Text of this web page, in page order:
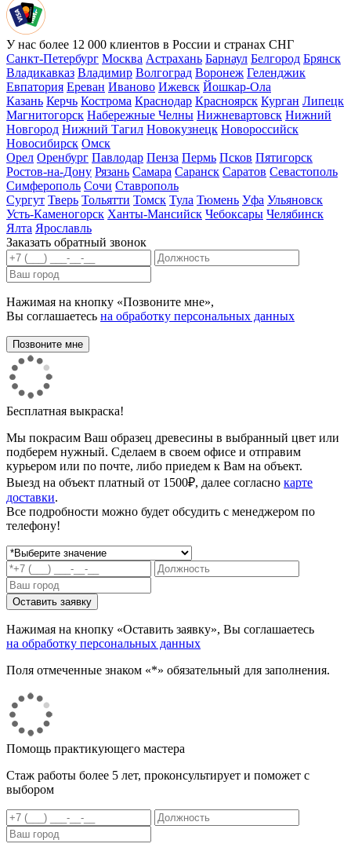
У нас более 12 000 клиентов в России и странах СНГ
Санкт-Петербург Москва Астрахань Барнаул Белгород Брянск
Владикавказ Владимир Волгоград Воронеж Геленджик
Евпатория Ереван Иваново Ижевск Йошкар-Ола
Казань Керчь Кострома Краснодар Красноярск Курган Липецк
Магнитогорск Набережные Челны Нижневартовск Нижний
Новгород Нижний Тагил Новокузнецк Новороссийск
Новосибирск Омск
Орел Оренбург Павлодар Пенза Пермь Псков Пятигорск
Ростов-на-Дону Рязань Самара Саранск Саратов Севастополь
Симферополь Сочи Ставрополь
Сургут Тверь Тольятти Томск Тула Тюмень Уфа Ульяновск
Усть-Каменогорск Ханты-Мансийск Чебоксары Челябинск
Ялта Ярославль
Заказать обратный звонок
Нажимая на кнопку «Позвоните мне»,
Вы соглашаетесь на обработку персональных данных
Бесплатная выкраска!
Мы покрасим Ваш образец древесины в выбранный цвет или
подберем нужный. Сделаем в своем офисе и отправим
курьером или по почте, либо приедем к Вам на объект.
Выезд на объект платный от 1500₽, далее согласно карте
доставки.
Все подробности можно будет обсудить с менеджером по
телефону!
Нажимая на кнопку «Оставить заявку», Вы соглашаетесь
на обработку персональных данных
Поля отмеченные знаком «*» обязательный для заполнения.
Помощь практикующего мастера
Стаж работы более 5 лет, проконсультирует и поможет с
выбором